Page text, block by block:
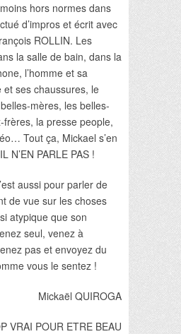
hors normes dans
d’impros et écrit avec
ROLLIN. Les
la salle de bain, dans la
l’homme et sa
ses chaussures, le
mères, les belles-
la presse people,
Tout ça, Mickael s’en
N’EN PARLE PAS !
aussi pour parler de
de vue sur les choses
atypique que son
seul, venez à
pas et envoyez du
vous le sentez !
Mickaël QUIROGA
VRAI POUR ETRE BEAU